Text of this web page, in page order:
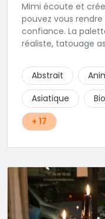
Mimi écoute et
pouvez vous
confiance. La
réaliste, tatouage
construire un
Abstrait
Asiatique
+ 17